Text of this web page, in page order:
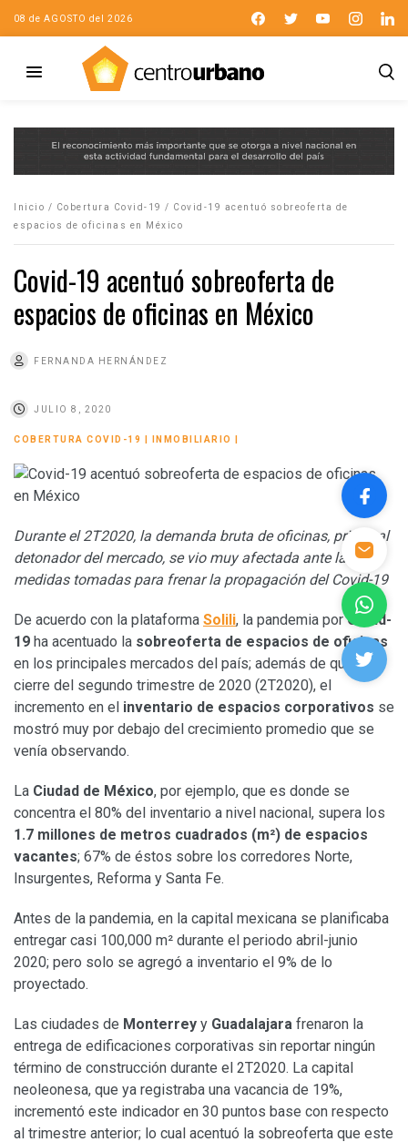
08 de AGOSTO del 2026
Inicio / Cobertura Covid-19 / Covid-19 acentuó sobreoferta de
espacios de oficinas en México
Covid-19 acentuó sobreoferta de
espacios de oficinas en México
FERNANDA HERNÁNDEZ
JULIO 8, 2020
COBERTURA COVID-19 INMOBILIARIO
Durante el 2T2020, la demanda bruta de oficinas, principal
detonador del mercado, se vio muy afectada ante las
medidas tomadas para frenar la propagación del Covid-19
De acuerdo con la plataforma Solili, la pandemia porCovid-
19 ha acentuado la sobreoferta de espacios de oficinas
en los principales mercados del país; además de que, al
cierre del segundo trimestre de 2020 (2T2020), el
incremento en el inventario de espacios corporativos se
mostró muy por debajo del crecimiento promedio que se
venía observando.
La Ciudad de México, por ejemplo, que es donde se
concentra el 80% del inventario a nivel nacional, supera los
1.7 millones de metros cuadrados (m²) de espacios
vacantes; 67% de éstos sobre los corredores Norte,
Insurgentes, Reforma y Santa Fe.
Antes de la pandemia, en la capital mexicana se planificaba
entregar casi 100,000 m² durante el periodo abril-junio
2020; pero solo se agregó a inventario el 9% de lo
proyectado.
Las ciudades de Monterrey y Guadalajara frenaron la
entrega de edificaciones corporativas sin reportar ningún
término de construcción durante el 2T2020. La capital
neoleonesa, que ya registraba una vacancia de 19%,
incrementó este indicador en 30 puntos base con respecto
al trimestre anterior; lo cual acentuó la sobreoferta que este